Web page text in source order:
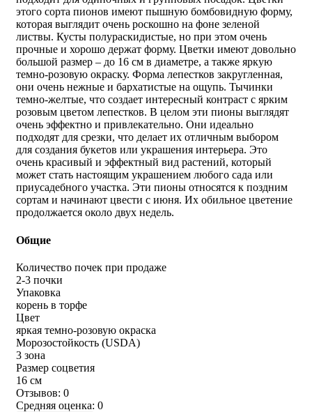
этого сорта пионов имеют пышную бомбовидную форму,
которая выглядит очень роскошно на фоне зеленой
листвы. Кусты полураскидистые, но при этом очень
прочные и хорошо держат форму. Цветки имеют довольно
большой размер – до 16 см в диаметре, а также яркую
темно-розовую окраску. Форма лепестков закругленная,
они очень нежные и бархатистые на ощупь. Тычинки
темно-желтые, что создает интересный контраст с ярким
розовым цветом лепестков. В целом эти пионы выглядят
очень эффектно и привлекательно. Они идеально
подходят для срезки, что делает их отличным выбором
для создания букетов или украшения интерьера. Это
очень красивый и эффектный вид растений, который
может стать настоящим украшением любого сада или
приусадебного участка. Эти пионы относятся к поздним
сортам и начинают цвести с июня. Их обильное цветение
продолжается около двух недель.
Общие
Количество почек при продаже
2-3 почки
Упаковка
корень в торфе
Цвет
яркая темно-розовую окраска
Морозостойкость (USDA)
3 зона
Размер соцветия
16 см
Отзывов: 0
Средняя оценка: 0